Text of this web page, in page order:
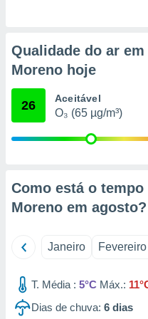
ou opor-
qualquer
em “
na
num
para
Qualidade do ar
Moreno hoje
26 Aceitável
O₃ (65 µg/m³)
Como está o
Moreno em agosto?
Janeiro Fevereiro
T. Média : 5°C Máx.:
Dias de chuva: 6 dias